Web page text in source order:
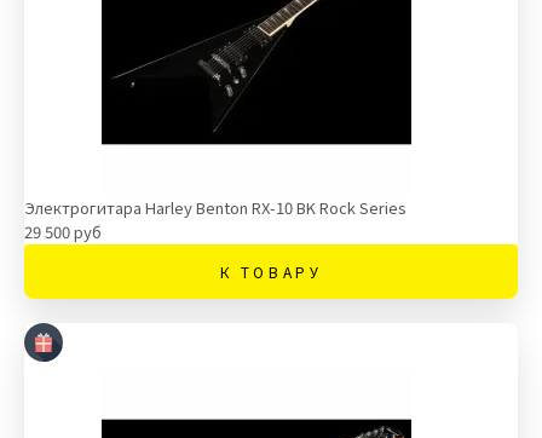
Электрогитара Harley Benton RX-10 BK Rock Series
29 500 руб
К ТОВАРУ